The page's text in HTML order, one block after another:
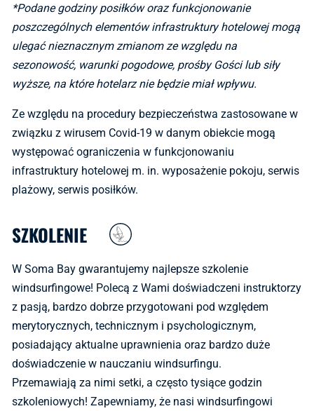
*Podane godziny posiłków oraz funkcjonowanie
poszczególnych elementów infrastruktury hotelowej mogą
ulegać nieznacznym zmianom ze względu na
sezonowość, warunki pogodowe, prośby Gości lub siły
wyższe, na które hotelarz nie będzie miał wpływu.
Ze względu na procedury bezpieczeństwa zastosowane w
związku z wirusem Covid-19 w danym obiekcie mogą
występować ograniczenia w funkcjonowaniu
infrastruktury hotelowej m. in. wyposażenie pokoju, serwis
plażowy, serwis posiłków.
SZKOLENIE
W Soma Bay gwarantujemy najlepsze szkolenie
windsurfingowe! Polecą z Wami doświadczeni instruktorzy
z pasją, bardzo dobrze przygotowani pod względem
merytorycznych, technicznym i psychologicznym,
posiadający aktualne uprawnienia oraz bardzo duże
doświadczenie w nauczaniu windsurfingu.
Przemawiają za nimi setki, a często tysiące godzin
szkoleniowych! Zapewniamy, że nasi windsurfingowi